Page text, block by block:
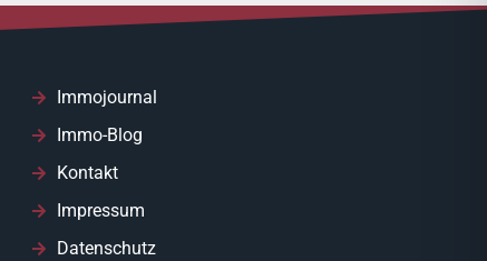
Immojournal
Immo-Blog
Kontakt
Impressum
Datenschutz